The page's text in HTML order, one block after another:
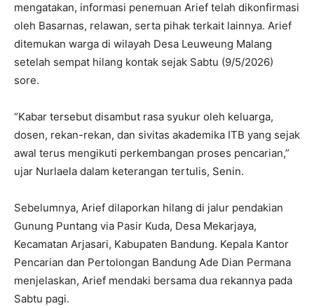
mengatakan, informasi penemuan Arief telah dikonfirmasi
oleh Basarnas, relawan, serta pihak terkait lainnya. Arief
ditemukan warga di wilayah Desa Leuweung Malang
setelah sempat hilang kontak sejak Sabtu (9/5/2026)
sore.
“Kabar tersebut disambut rasa syukur oleh keluarga,
dosen, rekan-rekan, dan sivitas akademika ITB yang sejak
awal terus mengikuti perkembangan proses pencarian,”
ujar Nurlaela dalam keterangan tertulis, Senin.
Sebelumnya, Arief dilaporkan hilang di jalur pendakian
Gunung Puntang via Pasir Kuda, Desa Mekarjaya,
Kecamatan Arjasari, Kabupaten Bandung. Kepala Kantor
Pencarian dan Pertolongan Bandung Ade Dian Permana
menjelaskan, Arief mendaki bersama dua rekannya pada
Sabtu pagi.